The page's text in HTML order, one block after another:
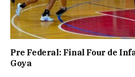
Pre Federal: Final Four de
Goya